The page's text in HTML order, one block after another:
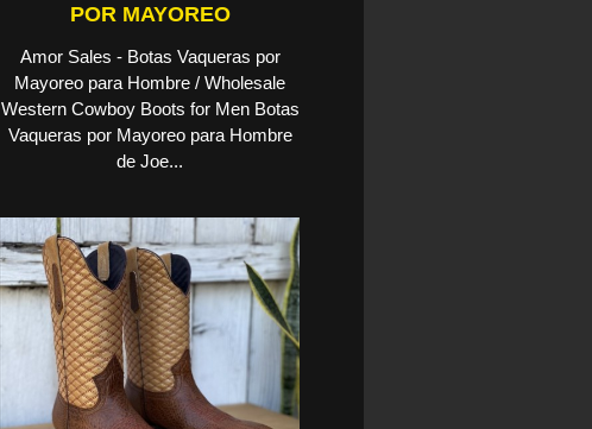
POR MAYOREO
Amor Sales - Botas Vaqueras por
Mayoreo para Hombre / Wholesale
Western Cowboy Boots for Men Botas
Vaqueras por Mayoreo para Hombre
de Joe...